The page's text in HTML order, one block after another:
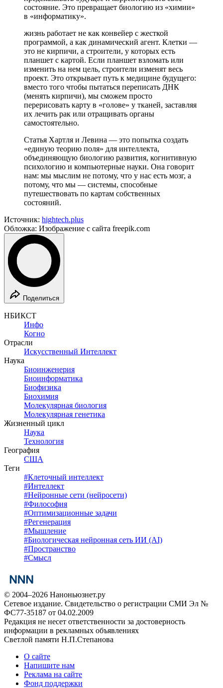
состояние. Это превращает биологию из «химии»
в «информатику».
жизнь работает не как конвейер с жесткой
программой, а как динамический агент. Клетки —
это не кирпичи, а строители, у которых есть
планшет с картой. Если планшет взломать или
изменить на нем цель, строители изменят весь
проект. Это открывает путь к медицине будущего:
вместо того чтобы пытаться переписать ДНК
(менять кирпичи), мы сможем просто
перерисовать карту в «голове» у тканей, заставляя
их лечить рак или отращивать органы
самостоятельно.
Статья Хартля и Левина — это попытка создать
«единую теорию поля» для интеллекта,
объединяющую биологию развития, когнитивную
психологию и компьютерные науки. Она говорит
нам: мы мыслим не потому, что у нас есть мозг, а
потому, что мы — системы, способные
путешествовать по картам собственных
состояний.
Источник: hightech.plus
Обложка: Изображение с сайта freepik.com
Поделиться
НБИКСТ
Инфо
Когно
Отрасли
Искусственный Интеллект
Наука
Биоинженерия
Биоинформатика
Биофизика
Биохимия
Молекулярная биология
Молекулярная генетика
Жизненный цикл
Наука
Технология
География
США
Теги
#Клеточный интеллект
#Интеллект
#Нейронные сети (нейросети)
#Философия
#Оптимизационные задачи
#Регенерация
#Мышление
#Биологическая нейронная сеть ИИ (AI)
#Пространство
#Смысл
© 2004–2026 Наноньюзнет.ру
Сетевое издание. Свидетельство о регистрации СМИ Эл №
ФС77-35187 от 04.02.2009
Редакция не несет ответственности за достоверность
информации в рекламных объявлениях
Светлой памяти Н.П.Степанова
О сайте
Напишите нам
Реклама на сайте
Фонд поддержки